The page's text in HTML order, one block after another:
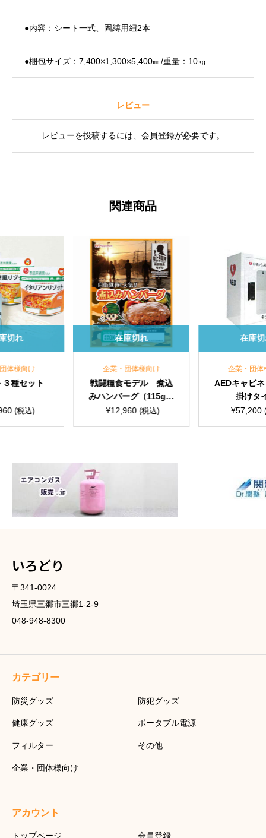
●内容：シート一式、固縛用紐2本
●梱包サイズ：7,400×1,300×5,400㎜/重量：10㎏
レビュー
レビューを投稿するには、会員登録が必要です。
関連商品
企業・団体様向け
戦闘糧食モデル 煮込
みハンバーグ（115g）
20食入
¥12,960
企業・団体様向け
AEDキャビネット 壁
掛けタイプ
¥57,200
在庫切れ
いろどり
〒341-0024
埼玉県三郷市三郷1-2-9
048-948-8300
カテゴリー
防災グッズ 防犯グッズ
健康グッズ ポータブル電源
フィルター その他
企業・団体様向け
アカウント
トップページ 会員登録